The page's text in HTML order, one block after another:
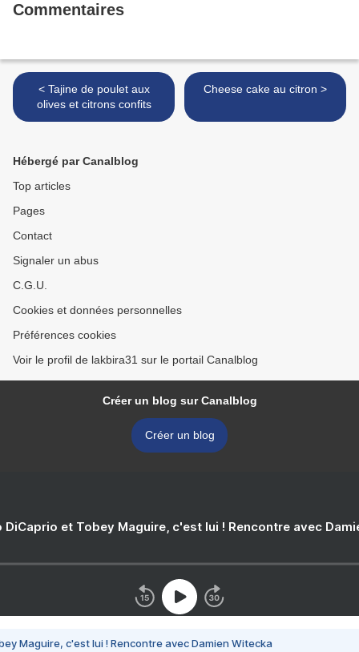
Commentaires
< Tajine de poulet aux
olives et citrons confits
Cheese cake au citron >
Hébergé par Canalblog
Top articles
Pages
Contact
Signaler un abus
C.G.U.
Cookies et données personnelles
Préférences cookies
Voir le profil de lakbira31 sur le portail Canalblog
Créer un blog sur Canalblog
Créer un blog
DiCaprio et Tobey Maguire, c'est lui ! Rencontre avec
Maguire, c'est lui ! Rencontre avec Damien Witecka